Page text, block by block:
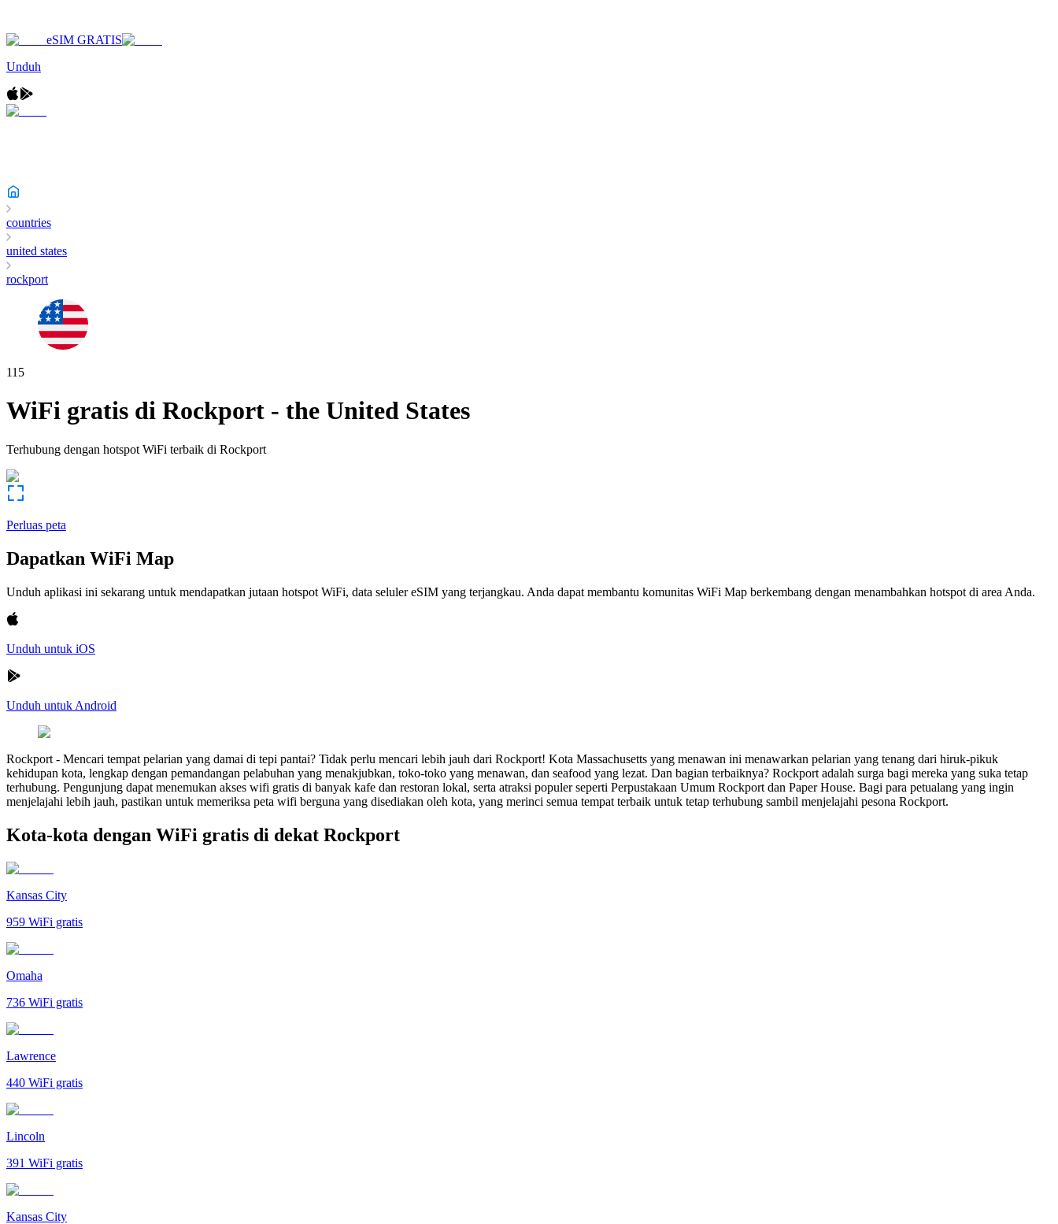
eSIM GRATIS
Unduh
countries
united states
rockport
115
WiFi gratis di Rockport - the United States
Terhubung dengan hotspot WiFi terbaik di Rockport
Perluas peta
Dapatkan WiFi Map
Unduh aplikasi ini sekarang untuk mendapatkan jutaan hotspot WiFi, data seluler eSIM yang terjangkau. Anda dapat membantu komunitas WiFi Map berkembang dengan menambahkan hotspot di area Anda.
Unduh untuk iOS
Unduh untuk Android
Rockport - Mencari tempat pelarian yang damai di tepi pantai? Tidak perlu mencari lebih jauh dari Rockport! Kota Massachusetts yang menawan ini menawarkan pelarian yang tenang dari hiruk-pikuk
kehidupan kota, lengkap dengan pemandangan pelabuhan yang menakjubkan, toko-toko yang menawan, dan seafood yang lezat. Dan bagian terbaiknya? Rockport adalah surga bagi mereka yang suka tetap
terhubung. Pengunjung dapat menemukan akses wifi gratis di banyak kafe dan restoran lokal, serta atraksi populer seperti Perpustakaan Umum Rockport dan Paper House. Bagi para petualang yang ingin
menjelajahi lebih jauh, pastikan untuk memeriksa peta wifi berguna yang disediakan oleh kota, yang merinci semua tempat terbaik untuk tetap terhubung sambil menjelajahi pesona Rockport.
Kota-kota dengan WiFi gratis di dekat Rockport
Kansas City
959 WiFi gratis
Omaha
736 WiFi gratis
Lawrence
440 WiFi gratis
Lincoln
391 WiFi gratis
Kansas City